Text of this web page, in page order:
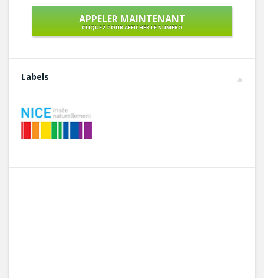
APPELER MAINTENANT
CLIQUEZ POUR AFFICHER LE NUMÉRO
Labels